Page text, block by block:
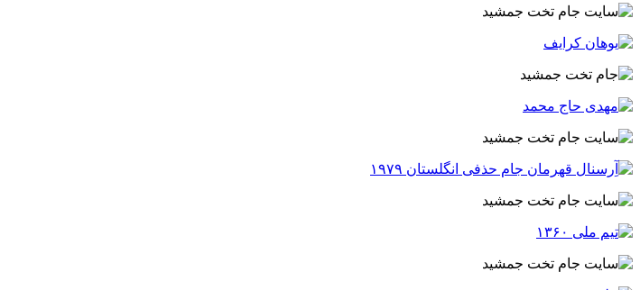
وبسایت جام تخت جمشید 7 حسن حبیبی
سایت جام تخت جمشید